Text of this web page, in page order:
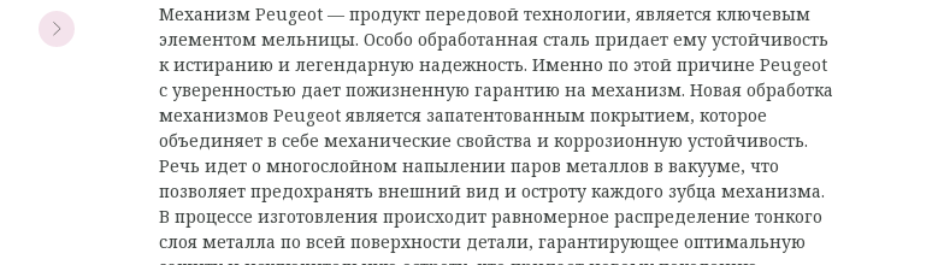
Механизм Peugeot — продукт передовой технологии, является ключевым
элементом мельницы. Особо обработанная сталь придает ему устойчивость
к истиранию и легендарную надежность. Именно по этой причине Peugeot
с уверенностью дает пожизненную гарантию на механизм. Новая обработка
механизмов Peugeot является запатентованным покрытием, которое
объединяет в себе механические свойства и коррозионную устойчивость.
Речь идет о многослойном напылении паров металлов в вакууме, что
позволяет предохранять внешний вид и остроту каждого зубца механизма.
В процессе изготовления происходит равномерное распределение тонкого
слоя металла по всей поверхности детали, гарантирующее оптимальную